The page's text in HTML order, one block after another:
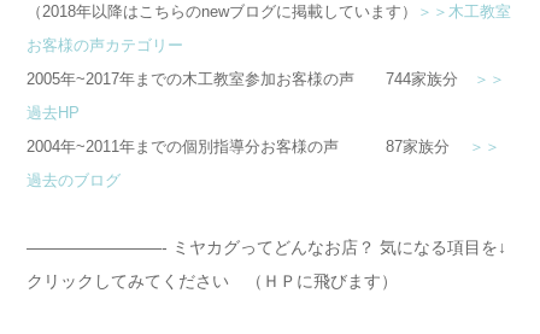
（2018年以降はこちらのnewブログに掲載しています）
＞＞木工教室
お客様の声カテゴリー
2005年~2017年までの木工教室参加お客様の声 744家族分
＞＞
過去HP
2004年~2011年までの個別指導分お客様の声 87家族分
＞＞
過去のブログ
————————- ミヤカグってどんなお店？ 気になる項目を↓
クリックしてみてください （ＨＰに飛びます）